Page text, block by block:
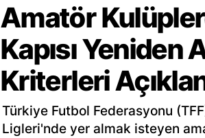
Amatör
Kapısı Yeniden
Kriterleri
Türkiye Futbol Federasyonu
Ligleri'nde yer almak isteyen